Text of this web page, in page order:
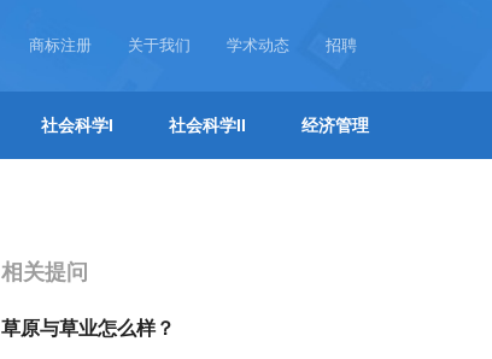
商标注册 关于我们 学术动态 招聘
社会科学I 社会科学II 经济管理
相关提问
草原与草业怎么样？